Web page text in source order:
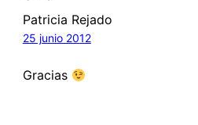
Patricia Rejado
25 junio 2012
Gracias